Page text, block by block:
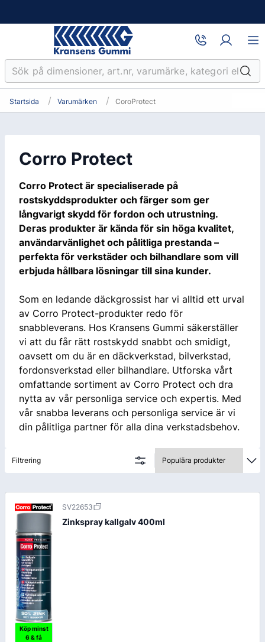
Startsida Varumärken CoroProtect
Corro Protect
Corro Protect är specialiserade på
rostskyddsprodukter och färger som ger
långvarigt skydd för fordon och utrustning.
Deras produkter är kända för sin höga kvalitet,
användarvänlighet och pålitliga prestanda –
perfekta för verkstäder och bilhandlare som vill
erbjuda hållbara lösningar till sina kunder.
Som en ledande däckgrossist har vi alltid ett urval
av Corro Protect-produkter redo för
snabbleverans. Hos Kransens Gummi säkerställer
vi att du får rätt rostskydd snabbt och smidigt,
oavsett om du är en däckverkstad, bilverkstad,
fordonsverkstad eller bilhandlare. Utforska vårt
omfattande sortiment av Corro Protect och dra
nytta av vår personliga service och expertis. Med
vår snabba leverans och personliga service är vi
din pålitliga partner för alla dina verkstadsbehov.
Filtrering
Köp minst
6 & få
SV22653
Zinkspray kallgalv 400ml